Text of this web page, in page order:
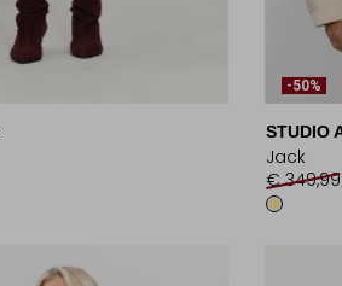
-50%
STUDIO
Jack
€ 349,99